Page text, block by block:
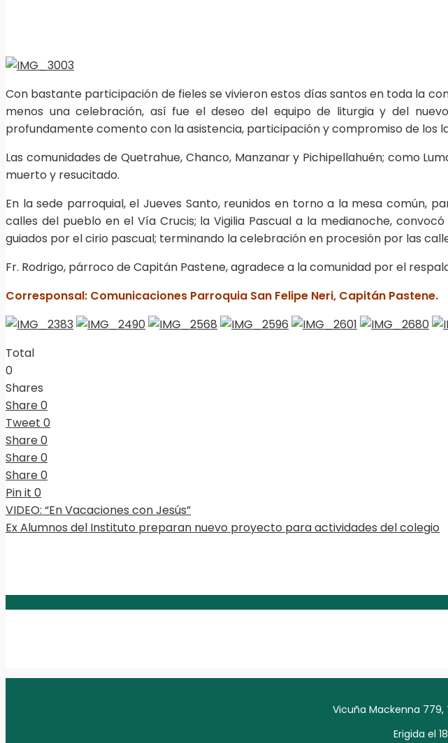
Con bastante participación de fieles se vivieron estos días santos en toda la
menos una celebración, así fue el deseo del equipo de liturgia y del
profundamente comento con la asistencia, participación y compromiso de los
Las comunidades de Quetrahue, Chanco, Manzanar y Pichipellahuén; como
muerto y resucitado.
En la sede parroquial, el Jueves Santo, reunidos en torno a la mesa común,
calles del pueblo en el Vía Crucis; la Vigilia Pascual a la medianoche,
guiados por el cirio pascual; terminando la celebración en procesión por las
Fr. Rodrigo, párroco de Capitán Pastene, agradece a la comunidad por el
Corresponsal: Comunicaciones Parroquia San Felipe Neri, Capitán Pastene.
Total
0
Shares
Share0
Tweet 0
Share0
Share0
Share0
Pin it 0
VIDEO: “En Vacaciones con Jesús”
Ex Alumnos del Instituto preparan nuevo proyecto para actividades del colegio
Vicuña Mackenna 779,
Erigida el